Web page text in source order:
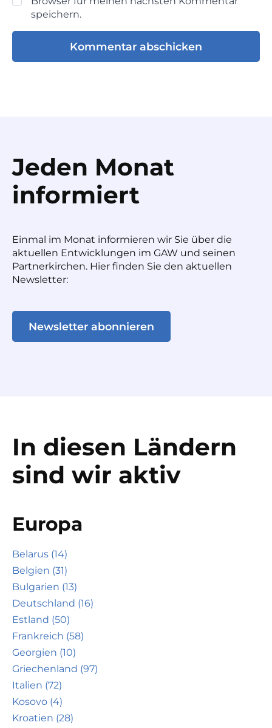
speichern.
Jeden Monat
informiert
Einmal im Monat informieren wir Sie über die
aktuellen Entwicklungen im GAW und seinen
Partnerkirchen. Hier finden Sie den aktuellen
Newsletter:
Newsletter abonnieren
In diesen Ländern
sind wir aktiv
Europa
Belarus (14)
Belgien (31)
Bulgarien (13)
Deutschland (16)
Estland (50)
Frankreich (58)
Georgien (10)
Griechenland (97)
Italien (72)
Kosovo (4)
Kroatien (28)